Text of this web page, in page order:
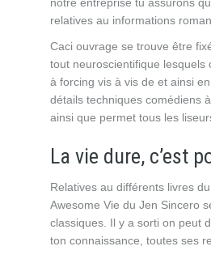
relatives au informations
Caci ouvrage se trouve être
tout neuroscientifique
à forcing vis à vis de et ainsi
détails techniques comédiens
ainsi que permet tous les
La vie dure, c’est
Relatives au différents livres
Awesome Vie du Jen Sincero
classiques. Il y a sorti on peut
ton connaissance, toutes ses